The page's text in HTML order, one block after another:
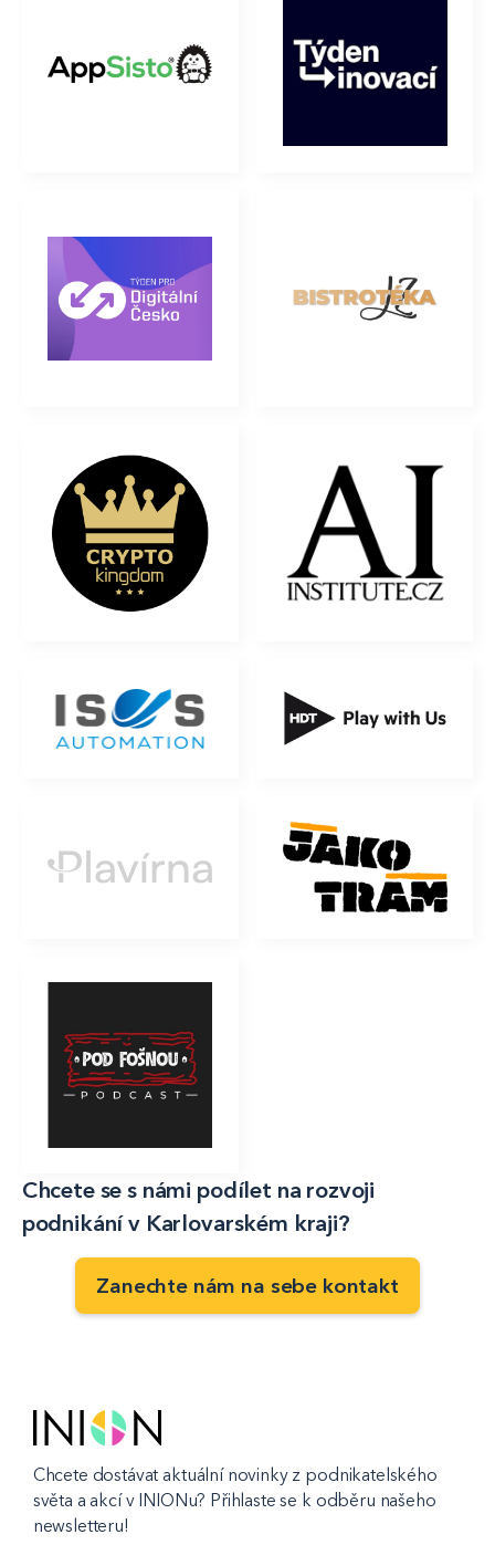
Chcete se s námi podílet na rozvoji
podnikání v Karlovarském kraji?
Zanechte nám na sebe kontakt
Chcete dostávat aktuální novinky z podnikatelského
světa a akcí v INIONu? Přihlaste se k odběru našeho
newsletteru!